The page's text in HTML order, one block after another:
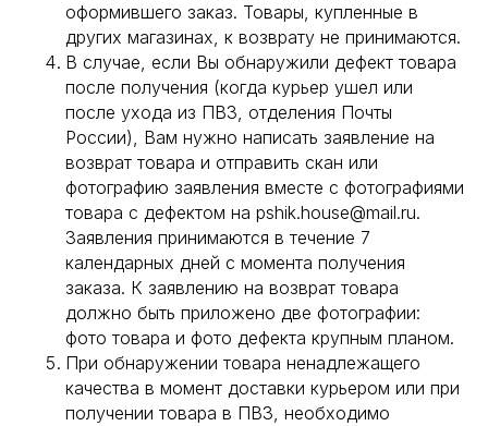
оформившего заказ. Товары, купленные в
других магазинах, к возврату не принимаются.
В случае, если Вы обнаружили дефект товара
после получения (когда курьер ушел или
после ухода из ПВЗ, отделения Почты
России), Вам нужно написать заявление на
возврат товара и отправить скан или
фотографию заявления вместе с фотографиями
товара с дефектом на pshik.house@mail.ru.
Заявления принимаются в течение 7
календарных дней с момента получения
заказа. К заявлению на возврат товара
должно быть приложено две фотографии:
фото товара и фото дефекта крупным планом.
При обнаружении товара ненадлежащего
качества в момент доставки курьером или при
получении товара в ПВЗ, необходимо